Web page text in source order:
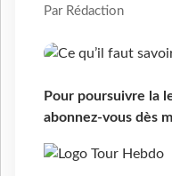
Par Rédaction
Pour poursuivre la
abonnez-vous dès